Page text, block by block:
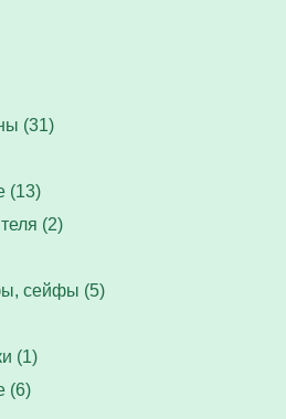
(31)
(13)
(2)
сейфы (5)
(1)
(6)